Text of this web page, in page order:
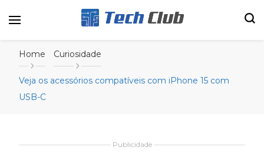
Canal Tech
Home
Curiosidade
Veja os acessórios compatíveis com iPhone 15 com
USB-C
Publicidade